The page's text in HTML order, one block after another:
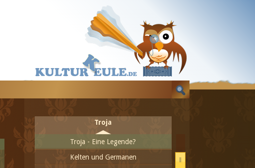
Prähistorische Kunst
Altägyptische Dynastien
Troja
Troja - Eine Legende?
Kelten und Germanen